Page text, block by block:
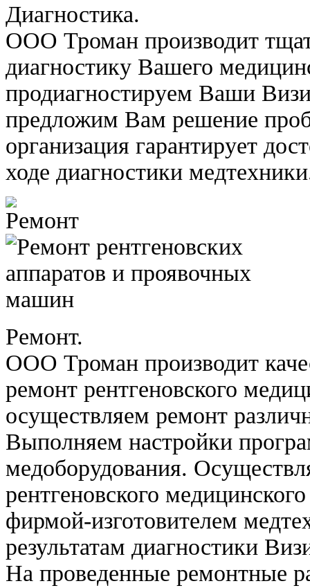
Диагностика.
ООО Троман производит
диагностику Вашего
продиагностируем Ваши
предложим Вам решение
организация гарантирует
ходе диагностики
Ремонт.
ООО Троман производит
ремонт рентгеновского
осуществляем ремонт
Выполняем настройки
медоборудования.
рентгеновского
фирмой-изготовителем
результатам диагностики
На проведенные ремонтные